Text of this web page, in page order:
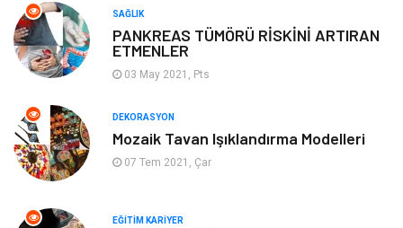
Keyif ve Hobi
Moda
Anne Çocuk
Aksesuar Genel Kültür
SAĞLIK
PANKREAS TÜMÖRÜ RİSKİNİ ARTIRAN
ETMENLER
03 May 2021, Pts
DEKORASYON
Mozaik Tavan Işıklandırma Modelleri
07 Tem 2021, Çar
EĞITIM KARIYER